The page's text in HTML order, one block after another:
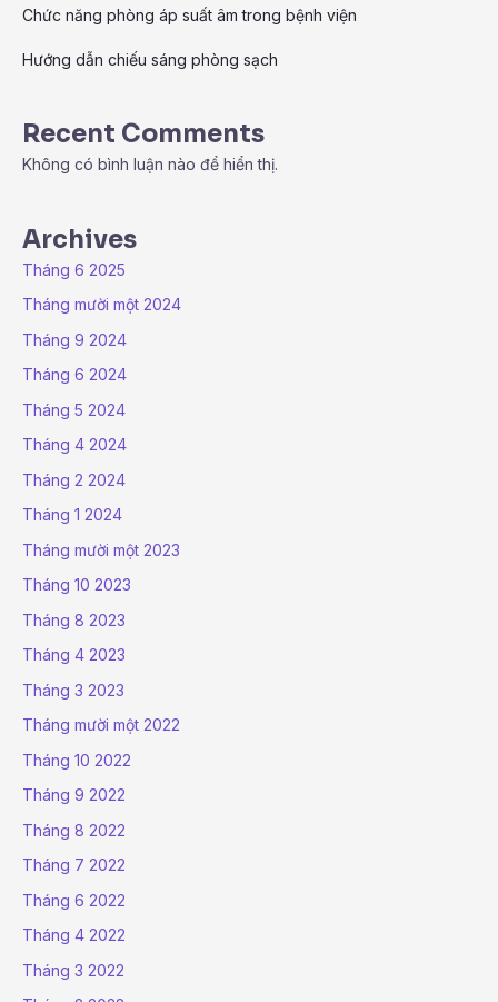
Chức năng phòng áp suất âm trong bệnh viện
Hướng dẫn chiếu sáng phòng sạch
Recent Comments
Không có bình luận nào để hiển thị.
Archives
Tháng 6 2025
Tháng mười một 2024
Tháng 9 2024
Tháng 6 2024
Tháng 5 2024
Tháng 4 2024
Tháng 2 2024
Tháng 1 2024
Tháng mười một 2023
Tháng 10 2023
Tháng 8 2023
Tháng 4 2023
Tháng 3 2023
Tháng mười một 2022
Tháng 10 2022
Tháng 9 2022
Tháng 8 2022
Tháng 7 2022
Tháng 6 2022
Tháng 4 2022
Tháng 3 2022